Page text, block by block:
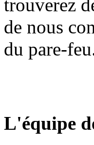
trouverez
de nous
du pare-
L'équipe